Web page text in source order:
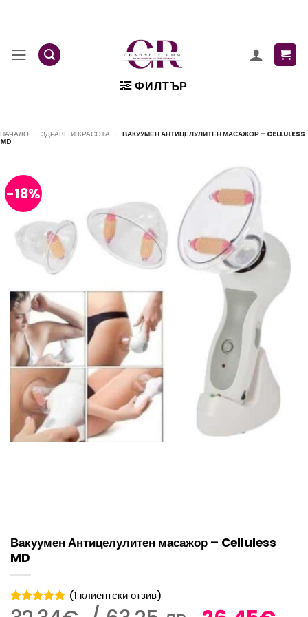
content
ФИЛТЪР
НАЧАЛО - ЗДРАВЕ И КРАСОТА - ВАКУУМЕН АНТИЦЕЛУЛИТЕН МАСАЖОР – CELLULESS
MD
-18%
Вакуумен Антицелулитен масажор – Celluless
MD
Оценен 5
1
(1 клиентски отзив)